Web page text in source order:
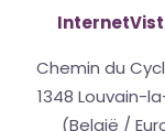
Chemin du
1348 Louvain-
(België /